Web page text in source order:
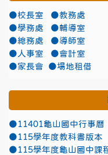
●校長室
●教務處
●學務處
●輔導室
●總務處
●導師室
●人事室
●會計室
●家長會
●場地租借
●11401龜山國中行事曆
●115學年度教科書版本
●115學年度龜山國中課